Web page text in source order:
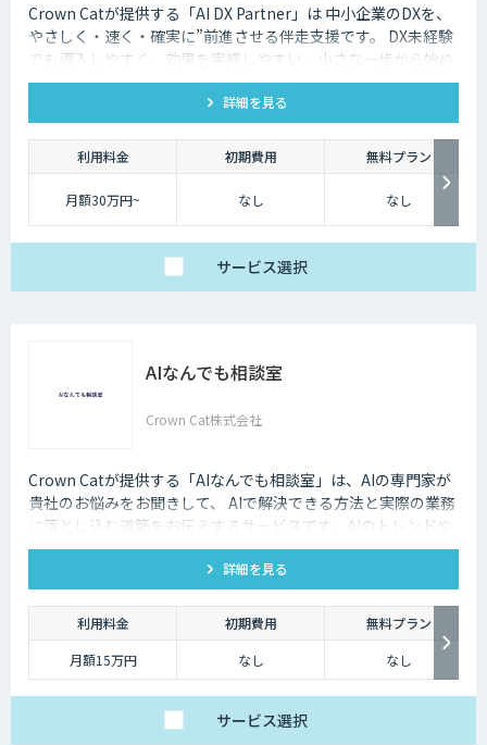
Crown Catが提供する「AI DX Partner」は 中小企業のDXを、
やさしく・速く・確実に”前進させる伴走支援です。 DX未経験
でも導入しやすく、効果を実感しやすい、小さな一歩から始め
るDX支援サービスです。 AI DX Partnerは、大手企業のDX支援
で培ったノウハウをベースに、 地方・中小企業のための“現実
的なDX”を設計・実装・運用まで一貫して支援いたします。 私
たちは、コンサル×開発×AIの力で、現場に寄り添った 『ちょ
うどいいDX』を実現します。
詳細を見る
利用料金 初期費用 無料プラン
月額30万円~ なし なし
サービス選択
AIなんでも相談室
Crown Cat株式会社
Crown Catが提供する「AIなんでも相談室」は、AIの専門家が
貴社のお悩みをお聞きして、 AIで解決できる方法と実際の業務
に落とし込む道筋をお伝えするサービスです。AIのトレンドや
最新の事例はもちろん、自社にあった活用を安価にクイックに
詳細を見る
利用料金 初期費用
無料プラン
月額15万円
なし なし
サービス選択